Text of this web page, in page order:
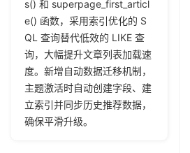
s() 和 superpage_first_articl
e() 函数，采用索引优化的 S
QL 查询替代低效的 LIKE 查
询，大幅提升文章列表加载速
度。新增自动数据迁移机制，
主题激活时自动创建字段、建
立索引并同步历史推荐数据，
确保平滑升级。